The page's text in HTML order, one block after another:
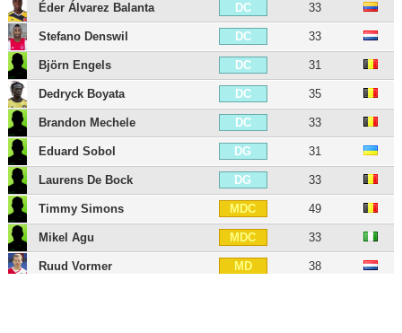
Éder Álvarez Balanta DC 33
Stefano Denswil DC 33
Björn Engels DC 31
Dedryck Boyata DC 35
Brandon Mechele DC 33
Eduard Sobol DG 31
Laurens De Bock DG 33
Timmy Simons MDC 49
Mikel Agu MDC 33
Ruud Vormer MD 38